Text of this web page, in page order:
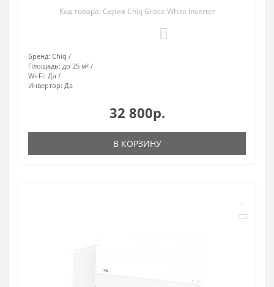
Код товара: Серия Chiq Grace White Inverter
Бренд: Chiq
Площадь: до 25 м²
Wi-Fi: Да
Инвертор: Да
32 800р.
В КОРЗИНУ